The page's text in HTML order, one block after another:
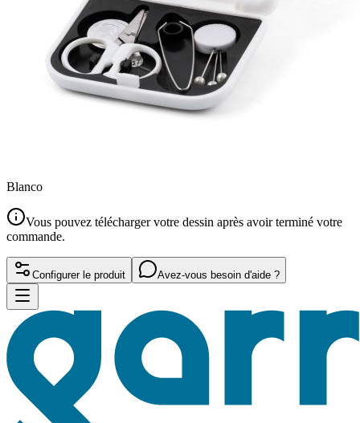
Blanco
Vous pouvez télécharger votre dessin après avoir terminé votre
commande.
Configurer le produit Avez-vous besoin d'aide ?